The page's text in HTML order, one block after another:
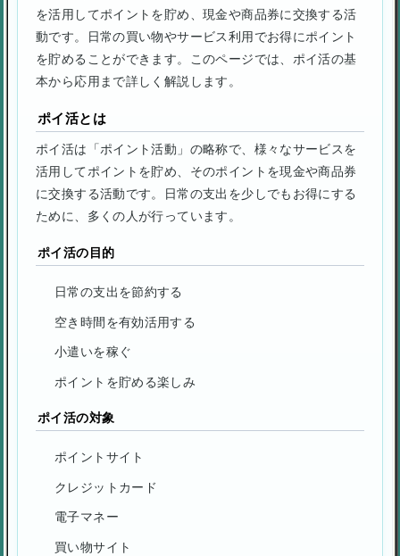
を活用してポイントを貯め、現金や商品券に交換する活
動です。日常の買い物やサービス利用でお得にポイント
を貯めることができます。このページでは、ポイ活の基
本から応用まで詳しく解説します。
ポイ活とは
ポイ活は「ポイント活動」の略称で、様々なサービスを
活用してポイントを貯め、そのポイントを現金や商品券
に交換する活動です。日常の支出を少しでもお得にする
ために、多くの人が行っています。
ポイ活の目的
日常の支出を節約する
空き時間を有効活用する
小遣いを稼ぐ
ポイントを貯める楽しみ
ポイ活の対象
ポイントサイト
クレジットカード
電子マネー
買い物サイト